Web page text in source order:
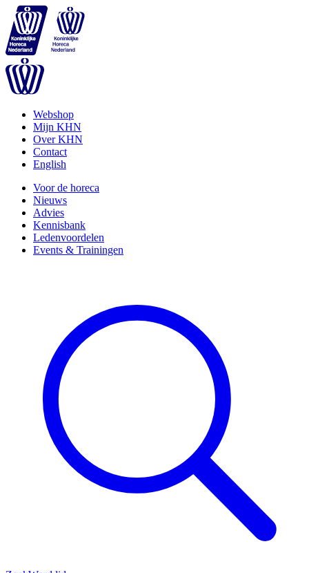
Webshop
Mijn KHN
Over KHN
Contact
English
Voor de horeca
Nieuws
Advies
Kennisbank
Ledenvoordelen
Events & Trainingen